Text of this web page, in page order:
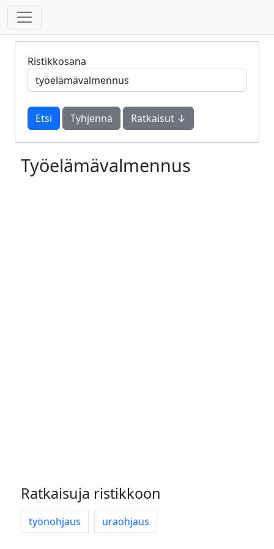
Ristikkosana
Tyhjennä Ratkaisut ↓
Työelämävalmennus
Ratkaisuja ristikkoon
työnohjaus uraohjaus